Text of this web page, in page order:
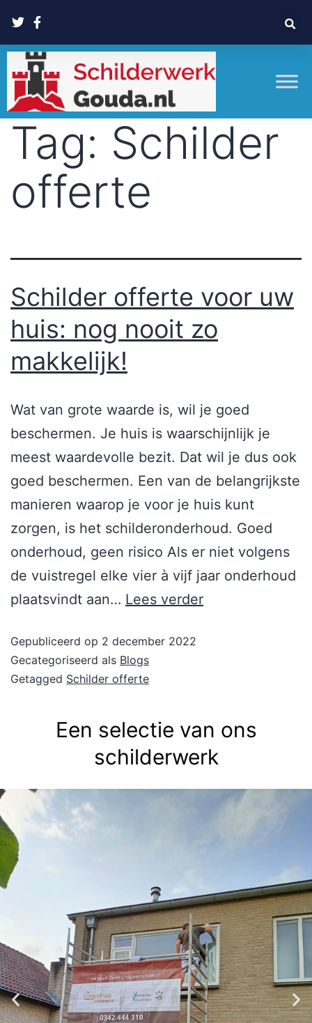
Tag: Schilder
offerte
Schilder offerte voor uw
huis: nog nooit zo
makkelijk!
Wat van grote waarde is, wil je goed
beschermen. Je huis is waarschijnlijk je
meest waardevolle bezit. Dat wil je dus ook
goed beschermen. Een van de belangrijkste
manieren waarop je voor je huis kunt
zorgen, is het schilderonderhoud. Goed
onderhoud, geen risico Als er niet volgens
de vuistregel elke vier à vijf jaar onderhoud
plaatsvindt aan… Lees verder
Gepubliceerd op 2 december 2022
Gecategoriseerd als Blogs
Getagged Schilder offerte
Een selectie van ons
schilderwerk